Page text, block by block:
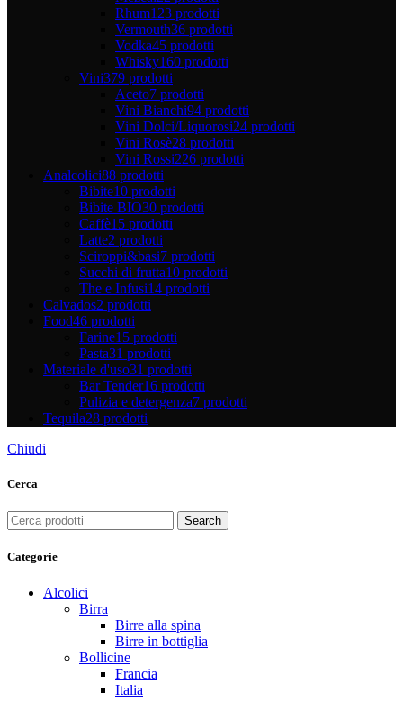
Rhum123 prodotti
Vermouth36 prodotti
Vodka45 prodotti
Whisky160 prodotti
Vini379 prodotti
Aceto7 prodotti
Vini Bianchi94 prodotti
Vini Dolci/Liquorosi24 prodotti
Vini Rosè28 prodotti
Vini Rossi226 prodotti
Analcolici88 prodotti
Bibite10 prodotti
Bibite BIO30 prodotti
Caffè15 prodotti
Latte2 prodotti
Sciroppi&basi7 prodotti
Succhi di frutta10 prodotti
The e Infusi14 prodotti
Calvados2 prodotti
Food46 prodotti
Farine15 prodotti
Pasta31 prodotti
Materiale d'uso31 prodotti
Bar Tender16 prodotti
Pulizia e detergenza7 prodotti
Tequila28 prodotti
Chiudi
Cerca
Search
Categorie
Alcolici
Birra
Birre alla spina
Birre in bottiglia
Bollicine
Francia
Italia